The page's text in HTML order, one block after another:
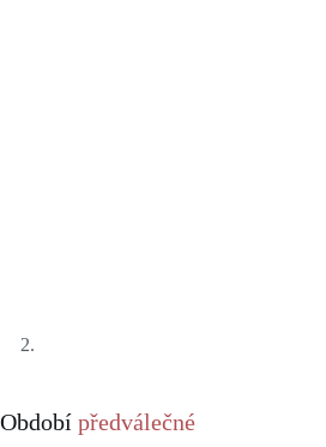
Období předválečné